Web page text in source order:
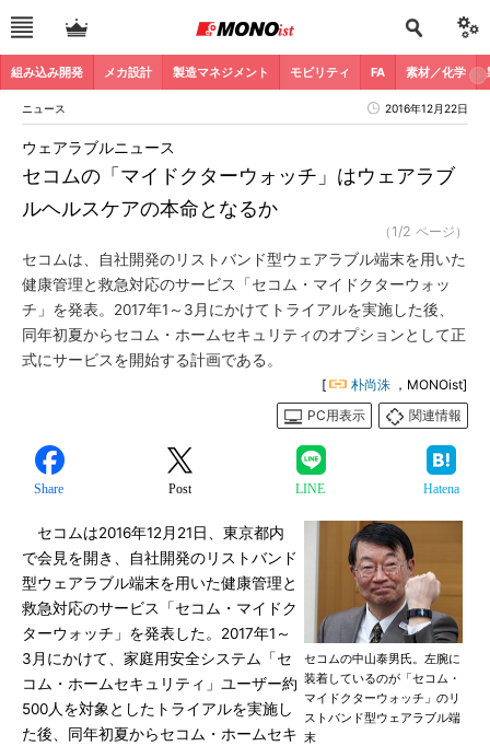
組み込み開発 メカ設計 製造マネジメント モビリティ FA 素材／化学
ニュース 2016年12月22日
セコムの「マイドクターウォッチ」はウェアラブ
ルヘルスケアの本命となるか
ウェアラブルニュース
（1/2 ページ）
セコムは、自社開発のリストバンド型ウェアラブル端末を用いた
健康管理と救急対応のサービス「セコム・マイドクターウォッ
チ」を発表。2017年1～3月にかけてトライアルを実施した後、
同年初夏からセコム・ホームセキュリティのオプションとして正
式にサービスを開始する計画である。
[ 朴尚洙 ，MONOist]
PC用表示
関連情報
Share Post LINE Hatena
セコムの中山泰男氏。左腕に
装着しているのが「セコム・
マイドクターウォッチ」のリ
ストバンド型ウェアラブル端
末
セコムは2016年12月21日、東京都内
で会見を開き、自社開発のリストバンド
型ウェアラブル端末を用いた健康管理と
救急対応のサービス「セコム・マイドク
ターウォッチ」を発表した。2017年1～
3月にかけて、家庭用安全システム「セ
コム・ホームセキュリティ」ユーザー約
500人を対象としたトライアルを実施し
た後、同年初夏からセコム・ホームセキ